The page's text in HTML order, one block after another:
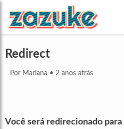
Redirect
Por Mariana • 2 anos atrás
Você será redirecionado